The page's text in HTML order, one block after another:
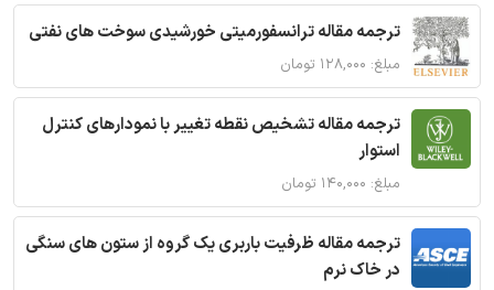
ترجمه مقاله ترانسفورمیتی خورشیدی سوخت های نفتی
مبلغ: ۱۲۸,۰۰۰ تومان
ترجمه مقاله تشخیص نقطه تغییر با نمودارهای کنترل
استوار
مبلغ: ۱۴۰,۰۰۰ تومان
ترجمه مقاله ظرفیت باربری یک گروه از ستون های سنگی
در خاک نرم